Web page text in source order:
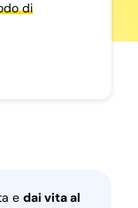
di
e dai vita al